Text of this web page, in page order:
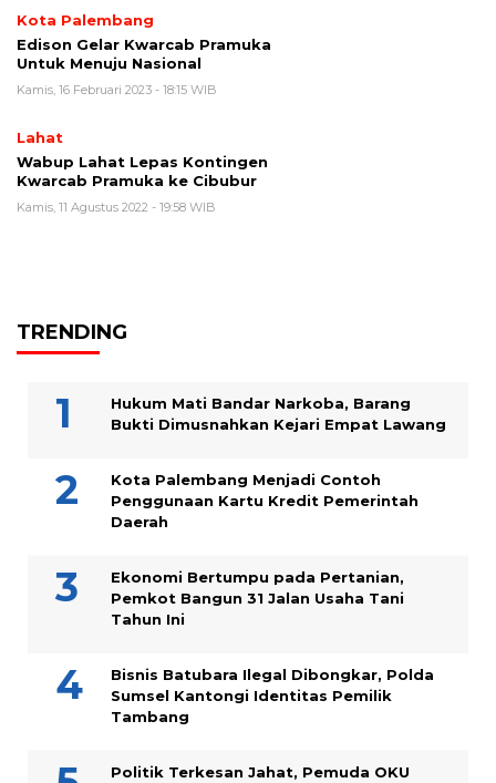
Kota Palembang
Edison Gelar Kwarcab Pramuka
Untuk Menuju Nasional
Kamis, 16 Februari 2023 - 18:15 WIB
Lahat
Wabup Lahat Lepas Kontingen
Kwarcab Pramuka ke Cibubur
Kamis, 11 Agustus 2022 - 19:58 WIB
TRENDING
Hukum Mati Bandar Narkoba, Barang
Bukti Dimusnahkan Kejari Empat Lawang
Kota Palembang Menjadi Contoh
Penggunaan Kartu Kredit Pemerintah
Daerah
Ekonomi Bertumpu pada Pertanian,
Pemkot Bangun 31 Jalan Usaha Tani
Tahun Ini
Bisnis Batubara Ilegal Dibongkar, Polda
Sumsel Kantongi Identitas Pemilik
Tambang
Politik Terkesan Jahat, Pemuda OKU